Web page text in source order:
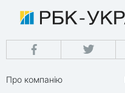
Про компанію